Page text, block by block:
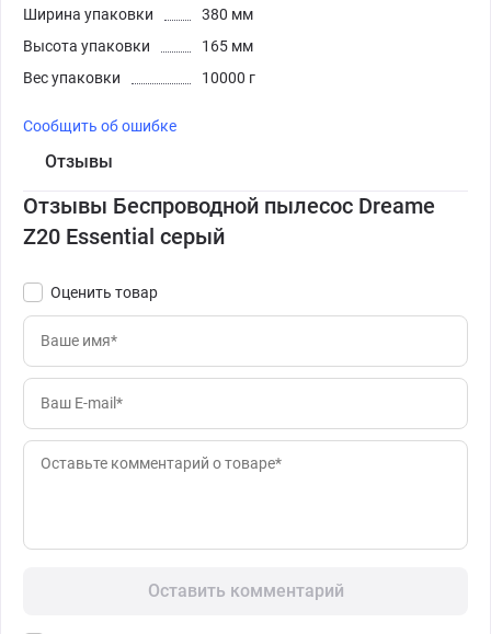
Ширина упаковки
380 мм
Высота упаковки
165 мм
Вес упаковки
10000 г
Сообщить об ошибке
Отзывы
Отзывы Беспроводной пылесос Dreame
Z20 Essential серый
Оценить товар
Оставить комментарий